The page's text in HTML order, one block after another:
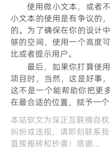
使用微小文本，或者
小文本的使用是有争议的
的。为了确保在你的设计
够的空间，使用一个高度
比或者提示用户。
最后，如果你打算使
项目时，当然，这是好事
这不是一个能帮助你把更
在最合适的位置，赋予一
本站软文为深正互联摘自
纠纷或违规，请即刻联系
直接搬砖和抄袭！感谢...